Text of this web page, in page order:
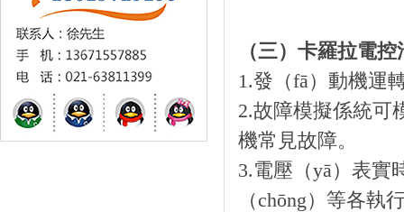
（三）卡羅拉電
1.發（fā）動機運
2.故障模擬係統可
機常見故障。
3.電壓（yā）表實
（chōng）等各執